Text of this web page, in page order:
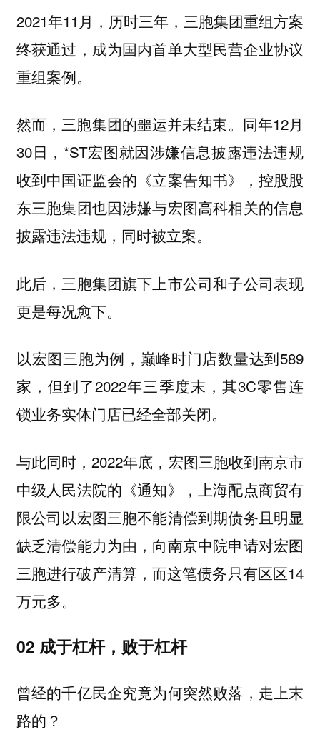
2021年11月，历时三年，三胞集团重组方案
终获通过，成为国内首单大型民营企业协议
重组案例。
然而，三胞集团的噩运并未结束。同年12月
30日，*ST宏图就因涉嫌信息披露违法违规
收到中国证监会的《立案告知书》，控股股
东三胞集团也因涉嫌与宏图高科相关的信息
披露违法违规，同时被立案。
此后，三胞集团旗下上市公司和子公司表现
更是每况愈下。
以宏图三胞为例，巅峰时门店数量达到589
家，但到了2022年三季度末，其3C零售连
锁业务实体门店已经全部关闭。
与此同时，2022年底，宏图三胞收到南京市
中级人民法院的《通知》，上海配点商贸有
限公司以宏图三胞不能清偿到期债务且明显
缺乏清偿能力为由，向南京中院申请对宏图
三胞进行破产清算，而这笔债务只有区区14
万元多。
02 成于杠杆，败于杠杆
曾经的千亿民企究竟为何突然败落，走上末
路的？